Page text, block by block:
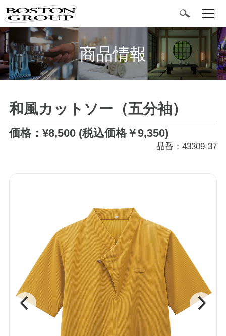
商品情報
BOSTON 定番商品
シャツ
和風・作務衣
和風シャツ
和風アクセサリー
コックコート
和風カットソー（五分袖）
価格：¥8,500 (税込価格￥9,350)
品番：43309-37
t
g
e
n
a
v
i